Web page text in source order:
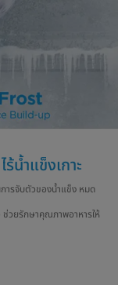
น้ำแข็งเกาะ
ารจับตัวของน้ำแข็ง หมด
ช่วยรักษาคุณภาพอาหารให้